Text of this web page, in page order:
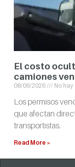
El costo
camiones
08/06/2026 No
Los permisos
que afectan
transportistas.
Read More »